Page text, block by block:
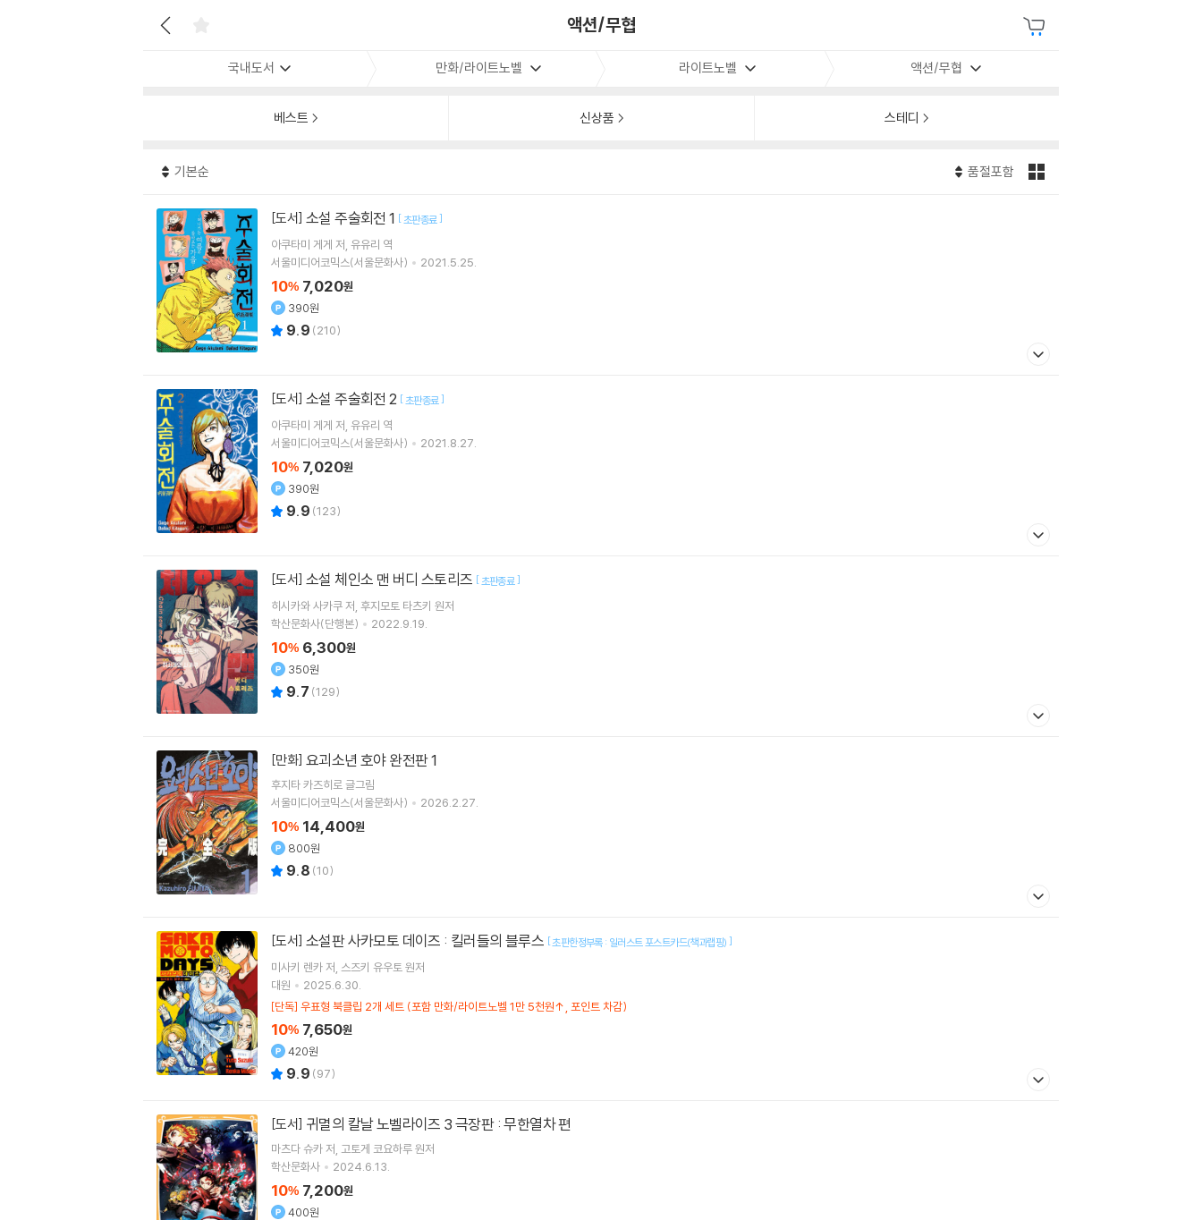
액션/무협
국내도서 만화/라이트노벨 라이트노벨 액션/무협
베스트 신상품 스테디
기본순 품절포함
[도서] 소설 주술회전 1 [초판종료]
아쿠타미 게게 저 유유리 역
서울미디어코믹스(서울문화사)
2021.5.25.
10% 7,020원
390원
9.9 (210)
[도서] 소설 주술회전 2 [초판종료]
아쿠타미 게게 저 유유리 역
서울미디어코믹스(서울문화사)
2021.8.27.
10% 7,020원
390원
9.9 (123)
[도서] 소설 체인소 맨 버디 스토리즈 [초판종료]
히시카와 사카쿠저 후지모토 타츠키 원저
학산문화사(단행본)
2022.9.19.
10% 6,300원
350원
9.7 (129)
[만화] 요괴소년 호야 완전판 1
후지타 카즈히로 글그림
서울미디어코믹스(서울문화사)
2026.2.27.
10% 14,400원
800원
9.8 (10)
[도서] 소설판 사카모토 데이즈 : 킬러들의 블루스 [초판한정부록 : 일러스트 포스트카드(책과랩핑) ]
미사키 렌카저 스즈키 유우토 원저
대원
2025.6.30.
[단독] 우표형 북클립 2개 세트 (포함 만화/라이트노벨 1만 5천원↑, 포인트 차감)
10% 7,650원
420원
9.9 (97)
[도서] 귀멸의 칼날 노벨라이즈 3 극장판 : 무한열차 편
마츠다 슈카저 고토게 코요하루원저
학산문화사
2024.6.13.
10% 7,200원
400원